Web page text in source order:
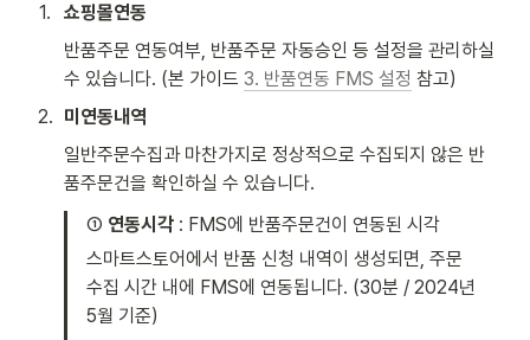
1.
쇼핑몰연동
반품주문 연동여부, 반품주문 자동승인 등 설정을 관리하실
수 있습니다. (본 가이드 3. 반품연동 FMS 설정 참고)
2. 미연동내역
일반주문수집과 마찬가지로 정상적으로 수집되지 않은 반
품주문건을 확인하실 수 있습니다.
① 연동시각 : FMS에 반품주문건이 연동된 시각
스마트스토어에서 반품 신청 내역이 생성되면, 주문
수집 시간 내에 FMS에 연동됩니다. (30분 / 2024년
5월 기준)